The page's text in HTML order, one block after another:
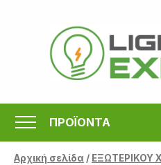
περιεχόμενο
ΠΡΟΪΟΝΤΑ
Αρχική σελίδα/ ΕΞΩΤΕΡΙΚΟΥ